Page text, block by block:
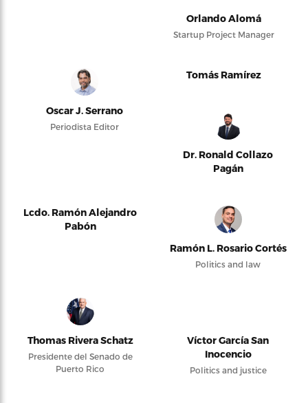
Orlando Alomá
Startup Project Manager
Oscar J. Serrano
Periodista Editor
Tomás Ramírez
Dr. Ronald Collazo
Pagán
Lcdo. Ramón Alejandro
Pabón
Ramón L. Rosario Cortés
Politics and law
Thomas Rivera Schatz
Presidente del Senado de
Puerto Rico
Víctor García San
Inocencio
Politics and justice